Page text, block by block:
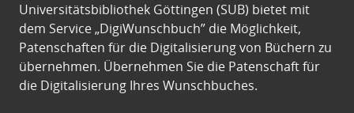
Universitätsbibliothek Göttingen (SUB) bietet mit
dem Service „DigiWunschbuch” die Möglichkeit,
Patenschaften für die Digitalisierung von Büchern zu
übernehmen. Übernehmen Sie die Patenschaft für
die Digitalisierung Ihres Wunschbuches.